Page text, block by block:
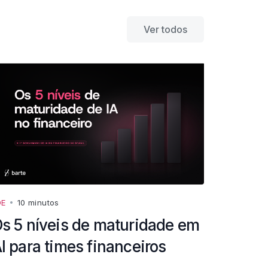
Ver todos
• 10 minutos
5 níveis de maturidade em
para times financeiros